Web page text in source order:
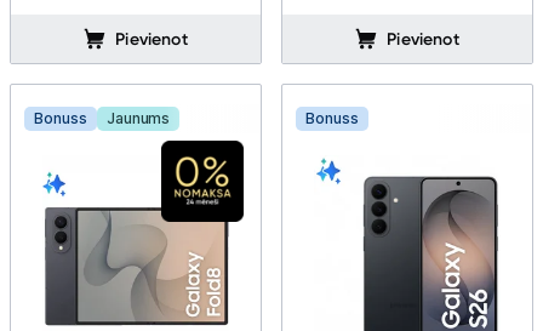
Pievienot Pievienot
Bonuss Jaunums Bonuss